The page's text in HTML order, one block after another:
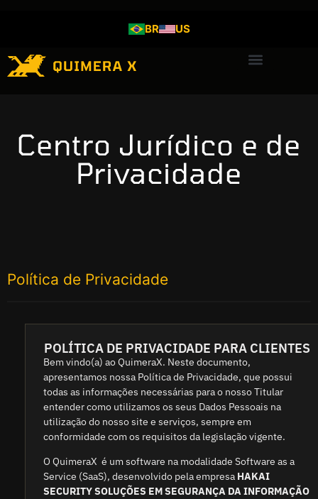
BR US
Centro Jurídico e de
Privacidade
Política de Privacidade
POLÍTICA DE PRIVACIDADE PARA CLIENTES
Bem vindo(a) ao QuimeraX. Neste documento,
apresentamos nossa Política de Privacidade, que possui
todas as informações necessárias para o nosso Titular
entender como utilizamos os seus Dados Pessoais na
utilização do nosso site e serviços, sempre em
conformidade com os requisitos da legislação vigente.
O QuimeraX é um software na modalidade Software as a
Service (SaaS), desenvolvido pela empresa HAKAI
SECURITY SOLUÇÕES EM SEGURANÇA DA INFORMAÇÃO